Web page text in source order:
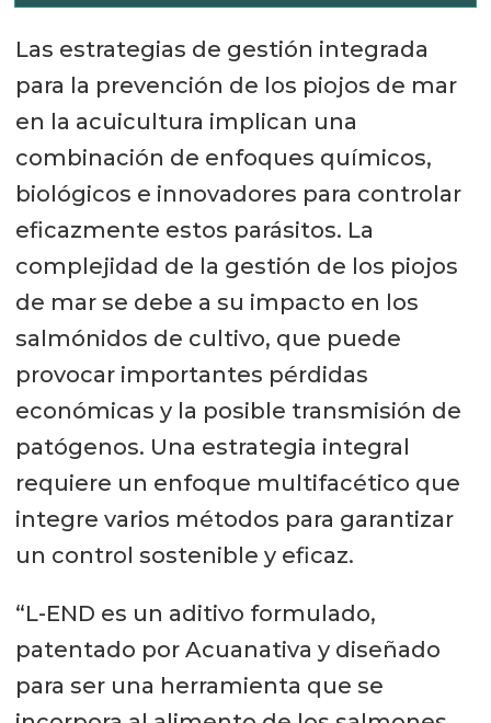
Las estrategias de gestión integrada
para la prevención de los piojos de mar
en la acuicultura implican una
combinación de enfoques químicos,
biológicos e innovadores para controlar
eficazmente estos parásitos. La
complejidad de la gestión de los piojos
de mar se debe a su impacto en los
salmónidos de cultivo, que puede
provocar importantes pérdidas
económicas y la posible transmisión de
patógenos. Una estrategia integral
requiere un enfoque multifacético que
integre varios métodos para garantizar
un control sostenible y eficaz.
“L-END es un aditivo formulado,
patentado por Acuanativa y diseñado
para ser una herramienta que se